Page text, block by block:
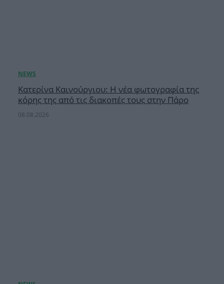
Κατερίνα Καινούργιου: Η νέα φωτογραφία της
κόρης της από τις διακοπές τους στην Πάρο
08.08.2026